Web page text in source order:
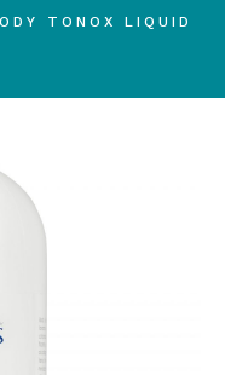
TONOX LIQUID